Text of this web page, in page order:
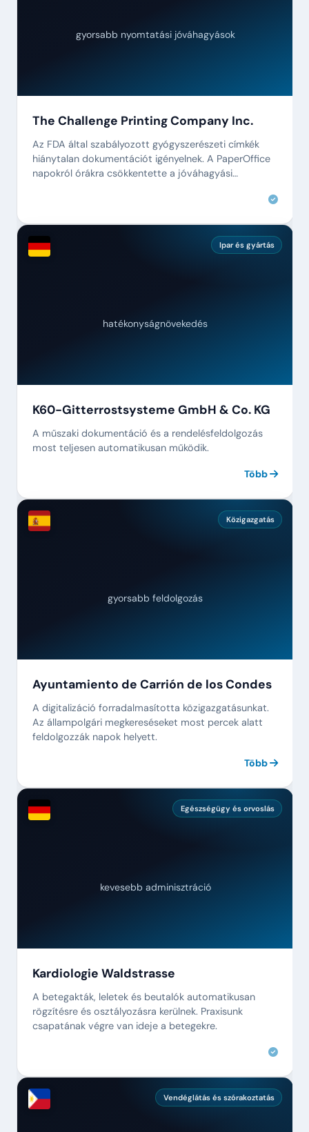
gyorsabb nyomtatási jóváhagyások
The Challenge Printing Company Inc.
Az FDA által szabályozott gyógyszerészeti címkék
hiánytalan dokumentációt igényelnek. A PaperOffice
napokról órákra csökkentette a jóváhagyási
Ipar és gyártás
hatékonyságnövekedés
K60-Gitterrostsysteme GmbH & Co. KG
A műszaki dokumentáció és a rendelésfeldolgozás
most teljesen automatikusan működik.
Több
Közigazgatás
gyorsabb feldolgozás
Ayuntamiento de Carrión de los Condes
A digitalizáció forradalmasította közigazgatásunkat.
Az állampolgári megkereséseket most percek alatt
feldolgozzák napok helyett.
Több
Egészségügy és orvoslás
kevesebb adminisztráció
Kardiologie Waldstrasse
A betegakták, leletek és beutalók automatikusan
rögzítésre és osztályozásra kerülnek. Praxisunk
csapatának végre van ideje a betegekre.
Vendéglátás és szórakoztatás